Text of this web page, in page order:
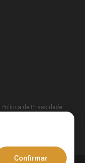
Política de Privacidade
Confirmar